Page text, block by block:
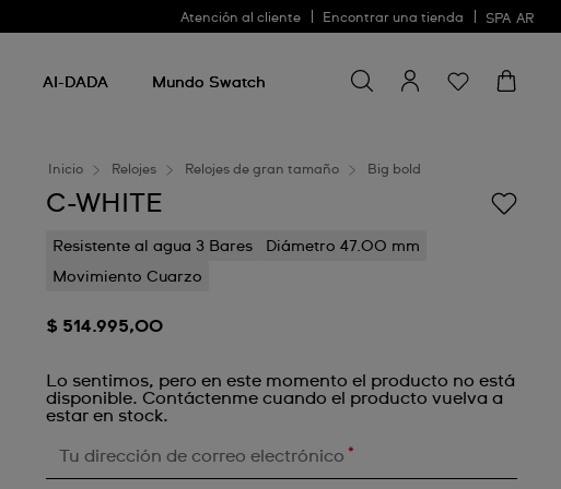
Atención al cliente Encontrar una tienda SPA AR
AI-DADA Mundo Swatch
algo
Inicio Relojes Relojes de gran tamaño Big bold
C-WHITE
Resistente al agua 3 Bares
Diámetro 47.00 mm
Movimiento Cuarzo
$ 514.995,00
Lo sentimos, pero en este momento el producto no está
disponible. Contáctenme cuando el producto vuelva a
estar en stock.
Tu dirección de correo electrónico *